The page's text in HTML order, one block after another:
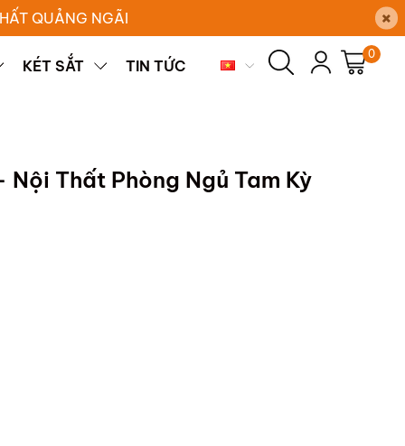
QUẢNG NGÃI ×
KÉT SẮT TIN TỨC
0
Thất Phòng Ngủ Tam Kỳ